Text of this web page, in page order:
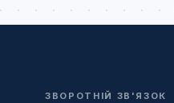
ЗВОРОТНІЙ ЗВ'ЯЗОК